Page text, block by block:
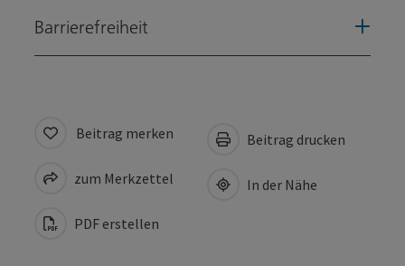
Barrierefreiheit
Beitrag merken
zum Merkzettel
PDF erstellen
Beitrag drucken
In der Nähe